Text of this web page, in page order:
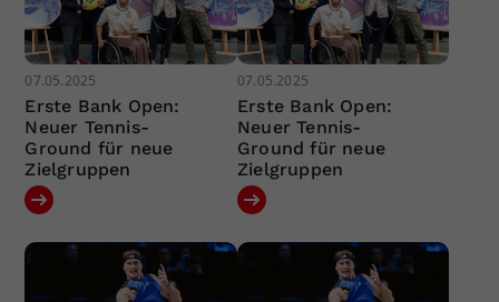
07.05.2025
Erste Bank Open:
Neuer Tennis-
Ground für neue
Zielgruppen
07.05.2025
Erste Bank Open:
Neuer Tennis-
Ground für neue
Zielgruppen